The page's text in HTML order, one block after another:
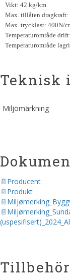
Vikt: 42 kg/km
Max. tillåten dragkraft:
Max. trycklast: 400N/
Temperaturområde
Temperaturområde
Teknisk
Miljömärkning
Producent
Produkt
Tillbehör